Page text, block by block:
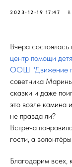
2023-12-19 17:47
Вчера состоялась
центр помощи
ООШ "Движение
советника
сказки и даже
это возле камина
не правда ли?
Встреча
гости, а
Благодарим всех,